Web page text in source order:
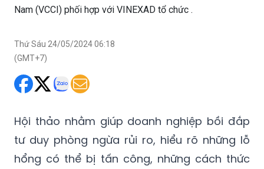
Nam (VCCI) phối hợp với VINEXAD tổ chức .
Thứ Sáu 24/05/2024 06:18
(GMT+7)
Hội thảo nhằm giúp doanh nghiệp bồi đắp
tư duy phòng ngừa rủi ro, hiểu rõ những lỗ
hổng có thể bị tấn công, những cách thức